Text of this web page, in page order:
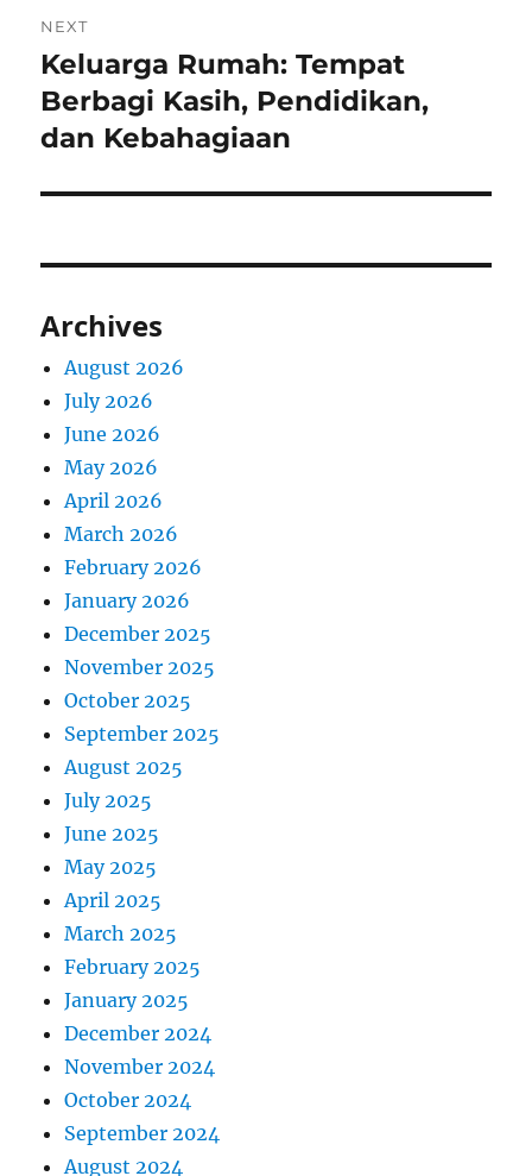
NEXT
Next
post:
Keluarga Rumah: Tempat
Berbagi Kasih, Pendidikan,
dan Kebahagiaan
Archives
August 2026
July 2026
June 2026
May 2026
April 2026
March 2026
February 2026
January 2026
December 2025
November 2025
October 2025
September 2025
August 2025
July 2025
June 2025
May 2025
April 2025
March 2025
February 2025
January 2025
December 2024
November 2024
October 2024
September 2024
August 2024